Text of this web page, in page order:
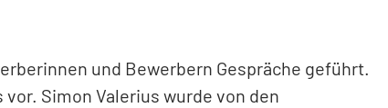
und Bewerbern Gespräche geführt.
Simon Valerius wurde von den